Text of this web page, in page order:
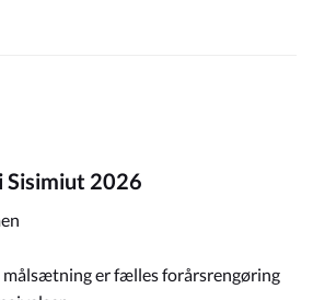
Sisimiut 2026
målsætning er fælles forårsrengøring